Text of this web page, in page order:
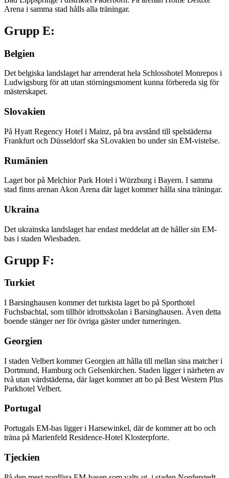
Arena i samma stad hålls alla träningar.
Grupp E:
Belgien
Det belgiska landslaget har arrenderat hela Schlosshotel Monrepos i
Ludwigsburg för att utan störningsmoment kunna förbereda sig för
mästerskapet.
Slovakien
På Hyatt Regency Hotel i Mainz, på bra avstånd till spelstäderna
Frankfurt och Düsseldorf ska SLovakien bo under sin EM-vistelse.
Rumänien
Laget bor på Melchior Park Hotel i Würzburg i Bayern. I samma
stad finns arenan Akon Arena där laget kommer hålla sina träningar.
Ukraina
Det ukrainska landslaget har endast meddelat att de håller sin EM-
bas i staden Wiesbaden.
Grupp F:
Turkiet
I Barsinghausen kommer det turkista laget bo på Sporthotel
Fuchsbachtal, som tillhör idrottsskolan i Barsinghausen. Även detta
boende stänger ner för övriga gäster under turneringen.
Georgien
I staden Velbert kommer Georgien att hålla till mellan sina matcher i
Dortmund, Hamburg och Gelsenkirchen. Staden ligger i närheten av
två utan värdstäderna, där laget kommer att bo på Best Western Plus
Parkhotel Velbert.
Portugal
Portugals EM-bas ligger i Harsewinkel, där de kommer att bo och
träna på Marienfeld Residence-Hotel Klosterpforte.
Tjeckien